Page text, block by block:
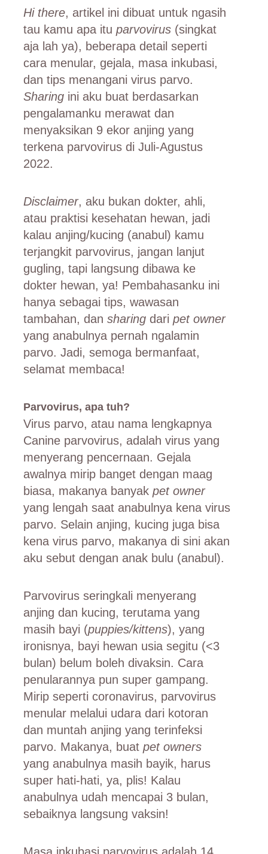
Hi there, artikel ini dibuat untuk ngasih
tau kamu apa itu parvovirus(singkat
aja lah ya), beberapa detail seperti
cara menular, gejala, masa inkubasi,
dan tips menangani virus parvo.
Sharingini aku buat berdasarkan
pengalamanku merawat dan
menyaksikan 9 ekor anjing yang
terkena parvovirus di Juli-Agustus
2022.
Disclaimer, aku bukan dokter, ahli,
atau praktisi kesehatan hewan, jadi
kalau anjing/kucing (anabul) kamu
terjangkit parvovirus, jangan lanjut
gugling, tapi langsung dibawa ke
dokter hewan, ya! Pembahasanku ini
hanya sebagai tips, wawasan
tambahan, dan sharingdari pet owner
yang anabulnya pernah ngalamin
parvo. Jadi, semoga bermanfaat,
selamat membaca!
Parvovirus, apa tuh?
Virus parvo, atau nama lengkapnya
Canine parvovirus, adalah virus yang
menyerang pencernaan. Gejala
awalnya mirip banget dengan maag
biasa, makanya banyak pet owner
yang lengah saat anabulnya kena virus
parvo. Selain anjing, kucing juga bisa
kena virus parvo, makanya di sini akan
aku sebut dengan anak bulu (anabul).
Parvovirus seringkali menyerang
anjing dan kucing, terutama yang
masih bayi (puppies/kittens), yang
ironisnya, bayi hewan usia segitu (<3
bulan) belum boleh divaksin. Cara
penularannya pun super gampang.
Mirip seperti coronavirus, parvovirus
menular melalui udara dari kotoran
dan muntah anjing yang terinfeksi
parvo. Makanya, buat pet owners
yang anabulnya masih bayik, harus
super hati-hati, ya, plis! Kalau
anabulnya udah mencapai 3 bulan,
sebaiknya langsung vaksin!
Masa inkubasi parvovirus adalah 14